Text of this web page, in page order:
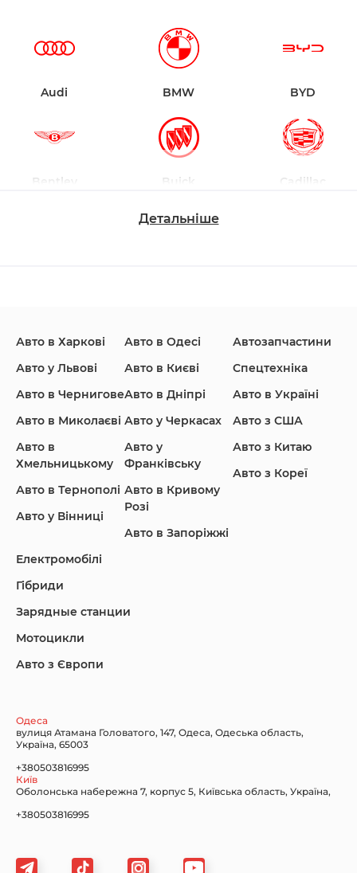
Audi BMW BYD
Bentley Buick Cadillac
Honda Hyundai
Infiniti Jaguar Jeep
Land Rover
Nissan
Детальніше
Авто в Харкові
Авто у Львові
Авто в Чернигове
Авто в Миколаєві
Авто в
Хмельницькому
Авто в Тернополі
Авто у Вінниці
Авто в Одесі
Авто в Києві
Авто в Дніпрі
Авто у Черкасах
Авто у
Франківську
Авто в Кривому
Розі
Авто в Запоріжжі
Автозапчастини
Спецтехніка
Авто в Україні
Авто з США
Авто з Китаю
Авто з Кореї
Електромобілі
Гібриди
Зарядные станции
Мотоцикли
Авто з Європи
Одеса
вулиця Атамана Головатого, 147, Одеса, Одеська область,
Україна, 65003
+380503816995
Київ
Оболонська набережна 7, корпус 5, Київська область, Україна,
+380503816995